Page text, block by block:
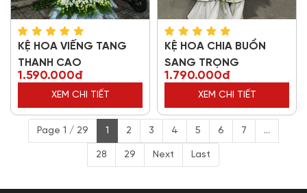
KỆ HOA VIẾNG TANG
THANH CAO
1.590.000đ
XEM CHI TIẾT
KỆ HOA CHIA BUỒN
SANG TRỌNG
1.790.000đ
XEM CHI TIẾT
Page 1 / 29 1 2 3 4 5 6 7 ...
28 29 Next Last